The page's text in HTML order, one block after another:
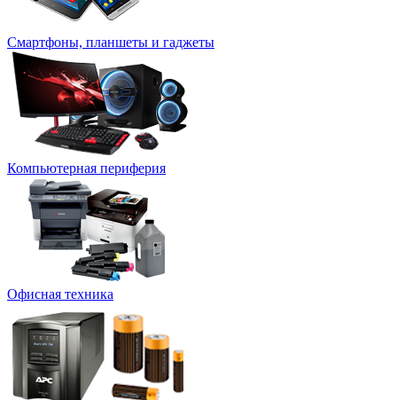
Смартфоны, планшеты и гаджеты
Компьютерная периферия
Офисная техника